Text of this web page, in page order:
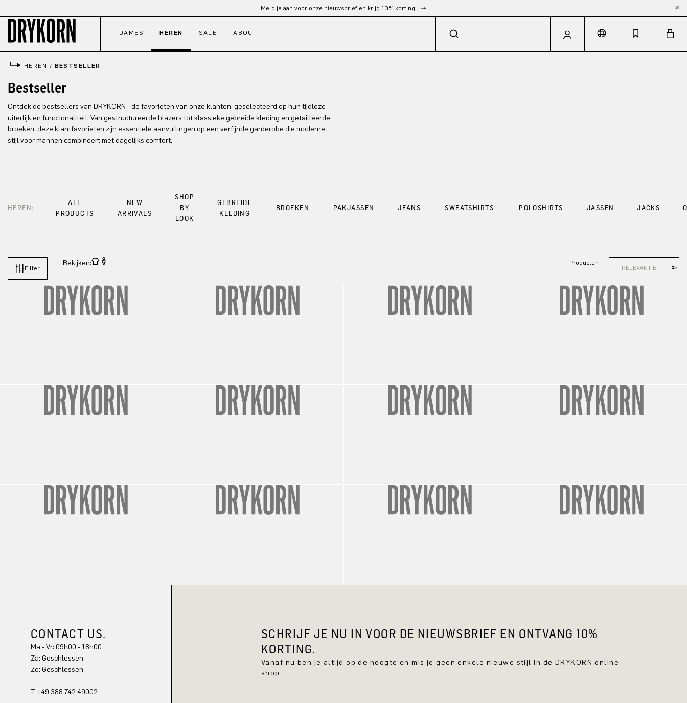
Meld je aan voor onze nieuwsbrief en krijg 10% korting.
DAMES HEREN SALE ABOUT
HEREN / BESTSELLER
Bestseller
Ontdek de bestsellers van DRYKORN - de favorieten van onze klanten, geselecteerd op hun tijdloze
uiterlijk en functionaliteit. Van gestructureerde blazers tot klassieke gebreide kleding en getailleerde
broeken, deze klantfavorieten zijn essentiële aanvullingen op een verfijnde garderobe die moderne
stijl voor mannen combineert met dagelijks comfort.
HEREN:
ALL
PRODUCTS
NEW
ARRIVALS
SHOP
BY
LOOK
GEBREIDE
KLEDING
BROEKEN PAKJASSEN JEANS SWEATSHIRTS POLOSHIRTS JASSEN JACKS
Filter
Bekijken: Producten
CONTACT US.
Ma - Vr: 09h00 - 18h00
Za: Geschlossen
Zo: Geschlossen
T +49 388 742 49002
SCHRIJF JE NU IN VOOR DE NIEUWSBRIEF EN ONTVANG 10%
KORTING.
Vanaf nu ben je altijd op de hoogte en mis je geen enkele nieuwe stijl in de DRYKORN online
shop.